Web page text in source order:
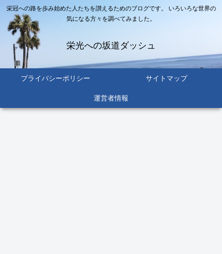
栄冠への路を歩み始めた人たちを讃えるためのブログです。 いろいろな世界の
気になる方々を調べてみました。
栄光への坂道ダッシュ
プライバシーポリシー サイトマップ
運営者情報